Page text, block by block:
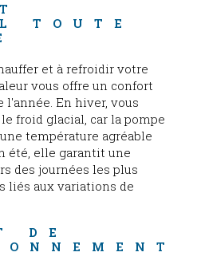
TOUTE
et à refroidir votre
vous offre un confort
En hiver, vous
froid glacial, car la pompe
température agréable
été, elle garantit une
des journées les plus
liés aux variations de
DE